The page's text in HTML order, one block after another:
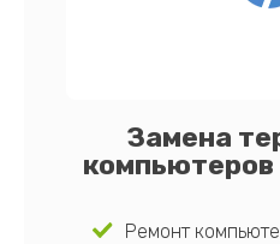
Замена
компьютеров
Ремонт